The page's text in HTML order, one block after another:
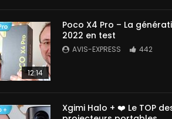
12:14
Poco X4 Pro – La
2022 en test
AVIS-EXPRESS 442
Xgimi Halo + ❤️ Le TOP